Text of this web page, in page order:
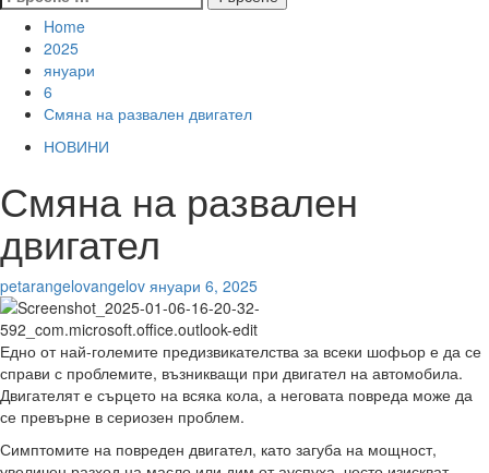
за:
Home
2025
януари
6
Смяна на развален двигател
НОВИНИ
Смяна на развален
двигател
petarangelovangelov януари 6, 2025
Едно от най-големите предизвикателства за всеки шофьор е да се
справи с проблемите, възникващи при двигател на автомобила.
Двигателят е сърцето на всяка кола, а неговата повреда може да
се превърне в сериозен проблем.
Симптомите на повреден двигател, като загуба на мощност,